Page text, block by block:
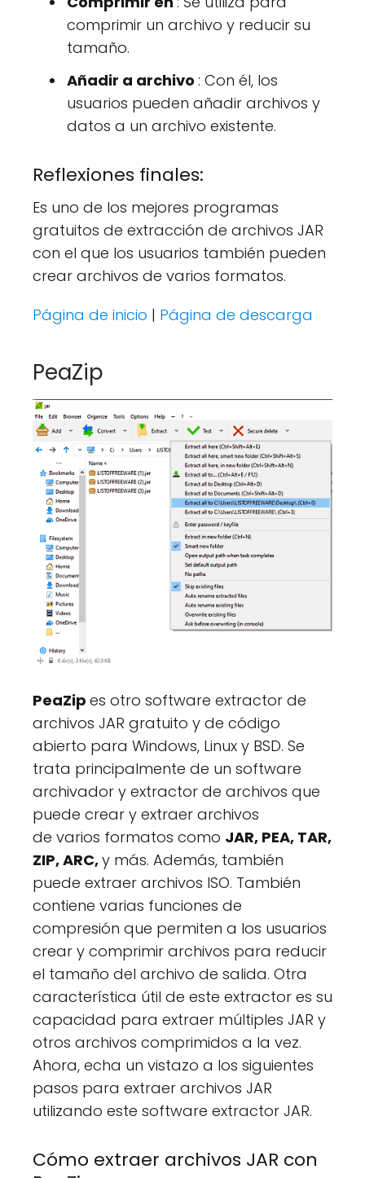
comprimir un archivo y reducir su
tamaño.
Añadir a archivo : Con él, los
usuarios pueden añadir archivos y
datos a un archivo existente.
Reflexiones finales:
Es uno de los mejores programas
gratuitos de extracción de archivos JAR
con el que los usuarios también pueden
crear archivos de varios formatos.
Página de inicio | Página de descarga
PeaZip
PeaZip es otro software extractor de
archivos JAR gratuito y de código
abierto para Windows, Linux y BSD. Se
trata principalmente de un software
archivador y extractor de archivos que
puede crear y extraer archivos
de varios formatos como JAR, PEA, TAR,
ZIP, ARC,y más. Además, también
puede extraer archivos ISO. También
contiene varias funciones de
compresión que permiten a los usuarios
crear y comprimir archivos para reducir
el tamaño del archivo de salida. Otra
característica útil de este extractor es su
capacidad para extraer múltiples JAR y
otros archivos comprimidos a la vez.
Ahora, echa un vistazo a los siguientes
pasos para extraer archivos JAR
utilizando este software extractor JAR.
Cómo extraer archivos JAR con